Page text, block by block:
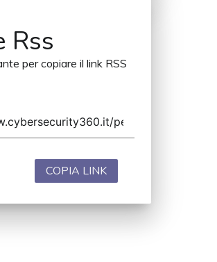
Rss
per copiare il link RSS
COPIA LINK